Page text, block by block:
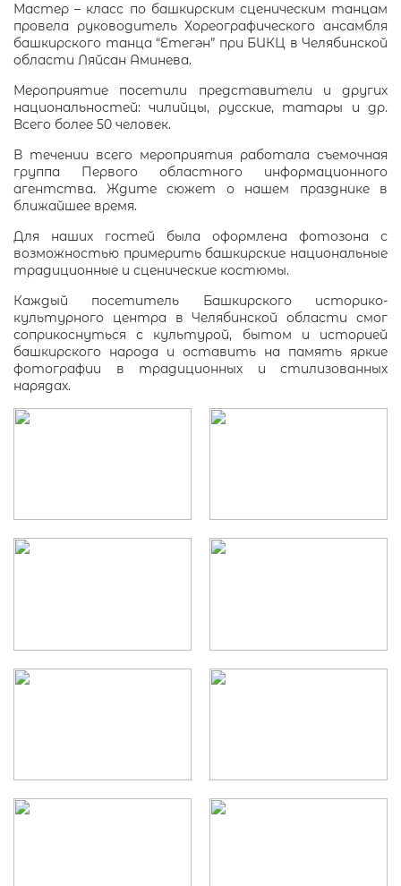
Мастер – класс по башкирским сценическим танцам
провела руководитель Хореографического ансамбля
башкирского танца “Етегән” при БИКЦ в Челябинской
области Ляйсан Аминева.
Мероприятие посетили представители и других
национальностей: чилийцы, русские, татары и др.
Всего более 50 человек.
В течении всего мероприятия работала съемочная
группа Первого областного информационного
агентства. Ждите сюжет о нашем празднике в
ближайшее время.
Для наших гостей была оформлена фотозона с
возможностью примерить башкирские национальные
традиционные и сценические костюмы.
Каждый посетитель Башкирского историко-
культурного центра в Челябинской области смог
соприкоснуться с культурой, бытом и историей
башкирского народа и оставить на память яркие
фотографии в традиционных и стилизованных
нарядах.